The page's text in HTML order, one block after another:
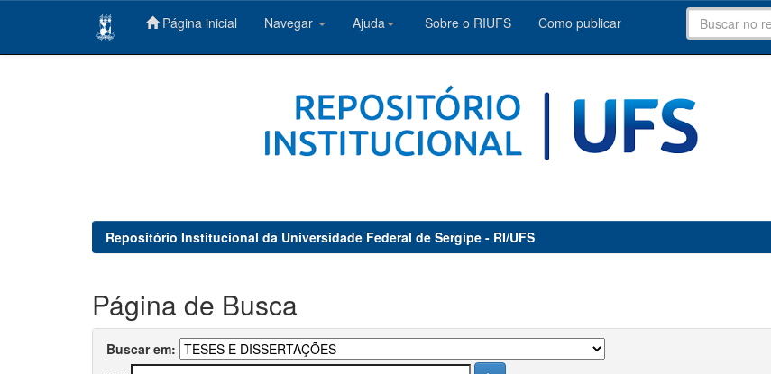
Página inicial Navegar Ajuda Sobre o RIUFS Como publicar
Repositório Institucional da Universidade Federal de Sergipe - RI/UFS
Página de Busca
Buscar em: